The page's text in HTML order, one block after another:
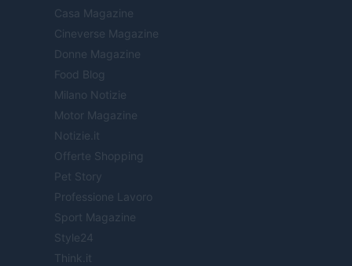
Casa Magazine
Cineverse Magazine
Donne Magazine
Food Blog
Milano Notizie
Motor Magazine
Notizie.it
Offerte Shopping
Pet Story
Professione Lavoro
Sport Magazine
Style24
Think.it